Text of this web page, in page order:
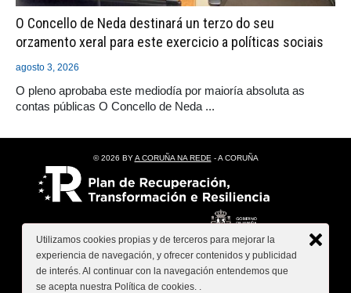
O Concello de Neda destinará un terzo do seu
orzamento xeral para este exercicio a políticas sociais
agosto 3, 2026
O pleno aprobaba este mediodía por maioría absoluta as
contas públicas O Concello de Neda ...
© 2026 BYA CORUÑA NA REDE- A CORUÑA
Utilizamos cookies propias y de terceros para mejorar la
experiencia de navegación, y ofrecer contenidos y publicidad
de interés. Al continuar con la navegación entendemos que
se acepta nuestra Política de cookies. .